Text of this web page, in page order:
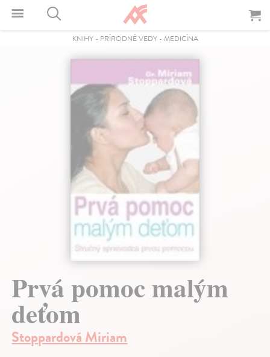
KNIHY- PRÍRODNÉ VEDY- MEDICÍNA
Prvá pomoc malým
deťom
Stoppardová Miriam